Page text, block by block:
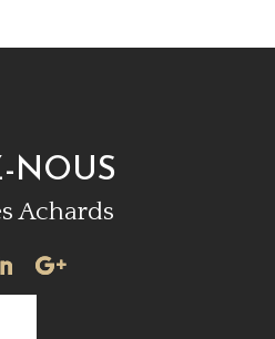
NOUS
Achards